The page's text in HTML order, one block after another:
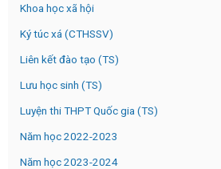
Khoa học xã hội
Ký túc xá (CTHSSV)
Liên kết đào tạo (TS)
Lưu học sinh (TS)
Luyện thi THPT Quốc gia (TS)
Năm học 2022-2023
Năm học 2023-2024